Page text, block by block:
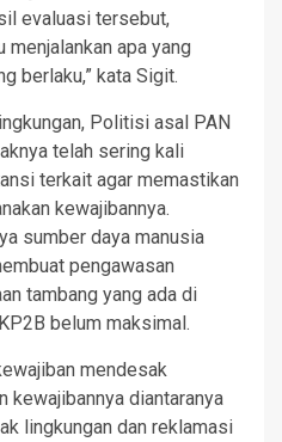
evaluasi tersebut,
menjalankan apa yang
berlaku,” kata Sigit.
Politisi asal PAN
telah sering kali
terkait agar memastikan
kewajibannya.
sumber daya manusia
pengawasan
tambang yang ada di
belum maksimal.
mendesak
kewajibannya diantaranya
lingkungan dan reklamasi